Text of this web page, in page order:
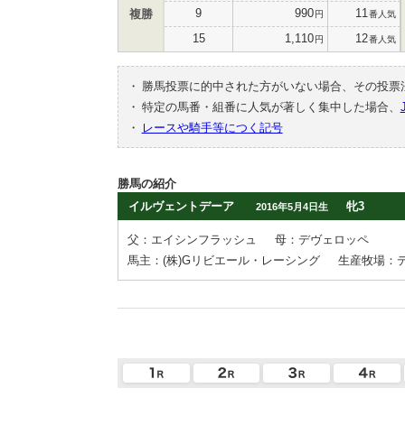
複勝 9 990円 11 番人気
15 1,110円 12番人気
・
勝馬投票に的中された方がいない場合、その投
・ 特定の馬番・組番に人気が著しく集中した場合、
・
レースや騎手等につく記号
勝馬の紹介
イルヴェントデーア
2016年5月4日生 牝3
父：エイシンフラッシュ
母：デヴェロッペ
馬主：(株)Gリビエール・レーシング
生産牧場：